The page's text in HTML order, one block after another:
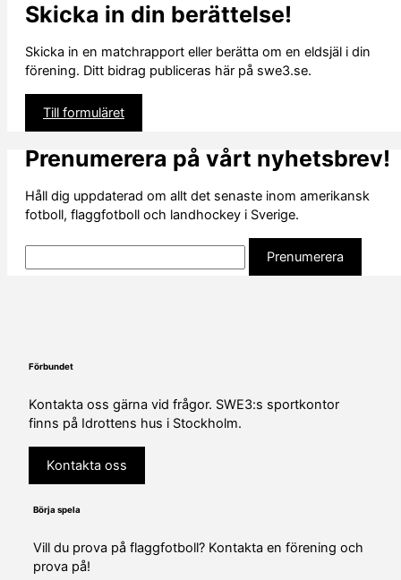
Skicka in din berättelse!
Skicka in en matchrapport eller berätta om en eldsjäl i din
förening. Ditt bidrag publiceras här på swe3.se.
Till formuläret
Prenumerera på vårt nyhetsbrev!
Håll dig uppdaterad om allt det senaste inom amerikansk
fotboll, flaggfotboll och landhockey i Sverige.
Förbundet
Kontakta oss gärna vid frågor. SWE3:s sportkontor
finns på Idrottens hus i Stockholm.
Kontakta oss
Börja spela
Vill du prova på flaggfotboll? Kontakta en förening och
prova på!